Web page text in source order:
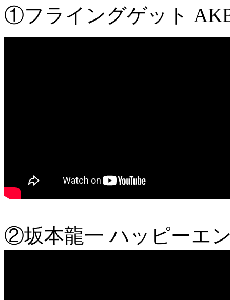
①フライングゲット
②坂本龍一 ハッピーエ